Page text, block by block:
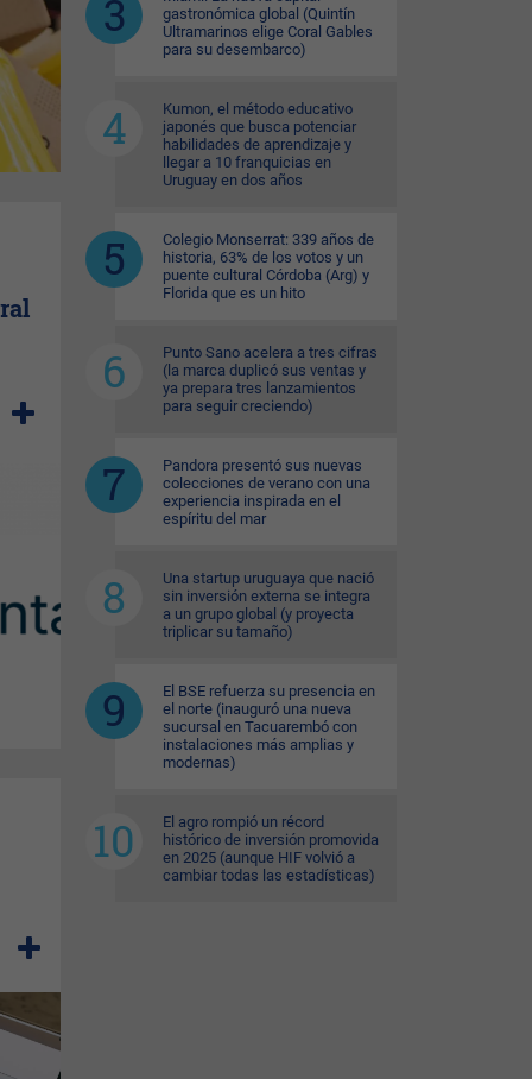
gastronómica global (Quintín
Ultramarinos elige Coral Gables
para su desembarco)
Kumon, el método educativo
japonés que busca potenciar
habilidades de aprendizaje y
llegar a 10 franquicias en
Uruguay en dos años
Colegio Monserrat: 339 años de
historia, 63% de los votos y un
puente cultural Córdoba (Arg) y
Florida que es un hito
Punto Sano acelera a tres cifras
(la marca duplicó sus ventas y
ya prepara tres lanzamientos
para seguir creciendo)
Pandora presentó sus nuevas
colecciones de verano con una
experiencia inspirada en el
espíritu del mar
Una startup uruguaya que nació
sin inversión externa se integra
a un grupo global (y proyecta
triplicar su tamaño)
El BSE refuerza su presencia en
el norte (inauguró una nueva
sucursal en Tacuarembó con
instalaciones más amplias y
modernas)
El agro rompió un récord
histórico de inversión promovida
en 2025 (aunque HIF volvió a
cambiar todas las estadísticas)